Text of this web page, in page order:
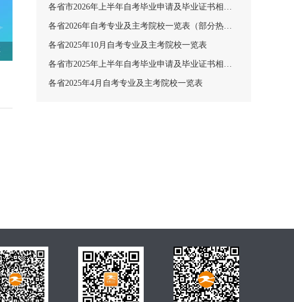
各省市2026年上半年自考毕业申请及毕业证书相关安排汇总
各省2026年自考专业及主考院校一览表（部分热门专业）
各省2025年10月自考专业及主考院校一览表
各省市2025年上半年自考毕业申请及毕业证书相关安排汇总
各省2025年4月自考专业及主考院校一览表